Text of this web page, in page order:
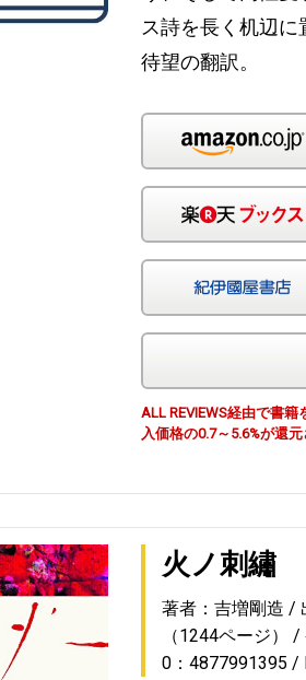
ス詩を長く机辺
待望の翻訳。
ALL REVIEWS経由で書
入価格の0.7～5.6%が還
火ノ刺繡
著者：吉増剛造
（1244ページ）
0：4877991395